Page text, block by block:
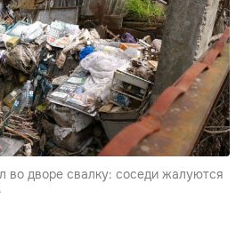
во дворе свалку: соседи жалуются